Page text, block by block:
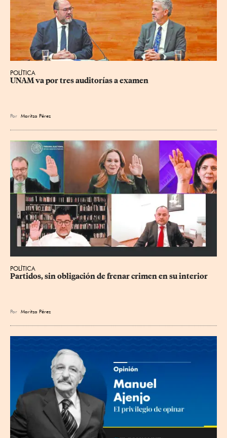
POLÍTICA
UNAM va por tres auditorías a examen
Por Maritza Pérez
POLÍTICA
Partidos, sin obligación de frenar crimen en su interior
Por Maritza Pérez